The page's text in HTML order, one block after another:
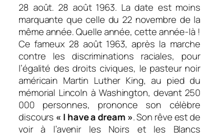
28 août. 28 août 1963. La date est moins
marquante que celle du 22 novembre de la
même année. Quelle année, cette année-là !
Ce fameux 28 août 1963, après la marche
contre les discriminations raciales, pour
l’égalité des droits civiques, le pasteur noir
américain Martin Luther King, au pied du
mémorial Lincoln à Washington, devant 250
000 personnes, prononce son célèbre
discours « I have a dream ». Son rêve est de
voir à l’avenir les Noirs et les Blancs